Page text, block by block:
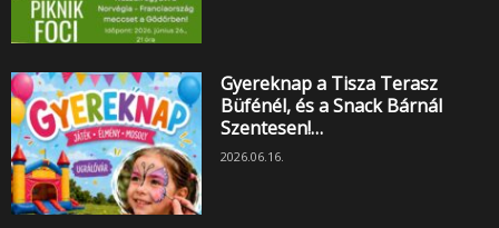
Gyereknap a Tisza Terasz
Büfénél, és a Snack Bárnál
Szentesen!…
2026.06.16.